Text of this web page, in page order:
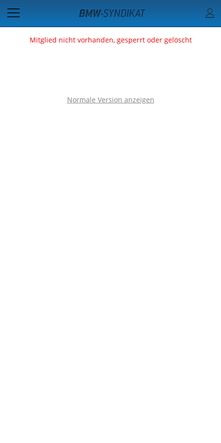
Mitglied nicht vorhanden, gesperrt oder gelöscht
Normale Version anzeigen